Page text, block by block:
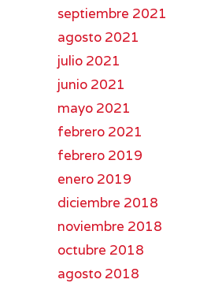
septiembre 2021
agosto 2021
julio 2021
junio 2021
mayo 2021
febrero 2021
febrero 2019
enero 2019
diciembre 2018
noviembre 2018
octubre 2018
agosto 2018